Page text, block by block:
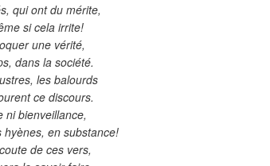
qui ont du mérite,
si cela irrite!
une vérité,
dans la société.
les balourds
ce discours.
ni bienveillance,
en substance!
de ces vers,